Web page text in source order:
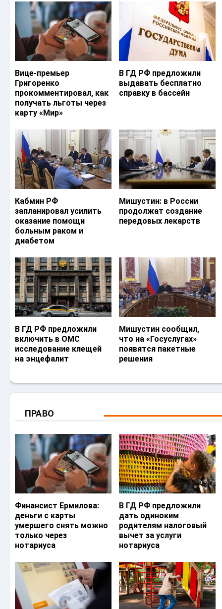
Вице-премьер
Григоренко
прокомментировал, как
получать льготы через
карту «Мир»
В ГД РФ предложили
выдавать бесплатно
справку в бассейн
Кабмин РФ
запланировал усилить
оказание помощи
больным раком и
диабетом
Мишустин: в России
продолжат создание
передовых лекарств
В ГД РФ предложили
включить в ОМС
исследование клещей
на энцефалит
Мишустин сообщил,
что на «Госуслугах»
появятся пакетные
решения
ПРАВО
Финансист Ермилова:
деньги с карты
умершего снять можно
только через
нотариуса
В ГД РФ предложили
дать одиноким
родителям налоговый
вычет за услуги
нотариуса